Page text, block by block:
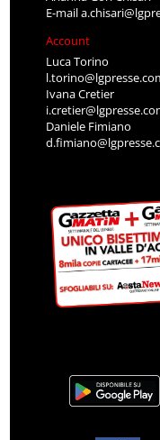
E-mail
Account
Luca Torino
Ivana Cretier
Daniele Fimiano